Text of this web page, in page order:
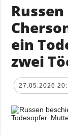
ein
zwei
27.05.2026